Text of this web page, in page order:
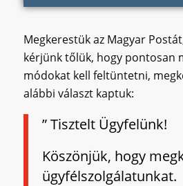
Megkerestük az Magyar
kérjünk tőlük, hogy pontosan
módokat kell feltüntetni,
alábbi választ kaptuk:
” Tisztelt Ügyfelünk!
Köszönjük, hogy
ügyfélszolgálatunkat.